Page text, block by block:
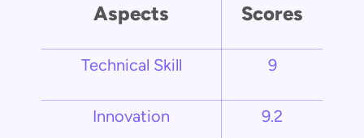
Aspects Scores
Technical Skill 9
Innovation 9.2